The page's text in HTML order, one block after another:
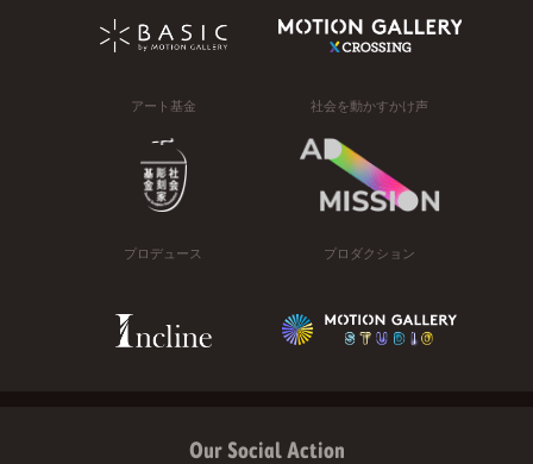
アート基金 社会を動かすかけ声
プロデュース プロダクション
Our Social Action